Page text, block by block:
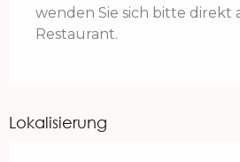
wenden Sie sich bitte direkt
Restaurant.
Lokalisierung